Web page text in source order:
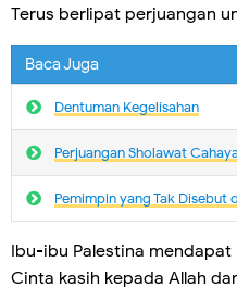
Terus berlipat perjuangan
Baca Juga
Dentuman Kegelisahan
Perjuangan Sholawat
Pemimpin yang Tak Disebut
Ibu-ibu Palestina
Cinta kasih kepada Allah